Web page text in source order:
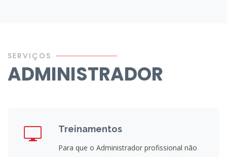
SERVIÇOS
ADMINISTRADOR
Treinamentos
Para que o Administrador profissional não